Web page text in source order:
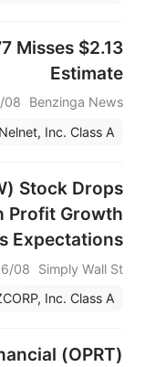
Misses $2.13
Estimate
Benzinga News
20:25
Nelnet, Inc. Class A
Stock Drops
Profit Growth
Expectations
Simply Wall St
08 23:50
Inc. Class A
(OPRT)